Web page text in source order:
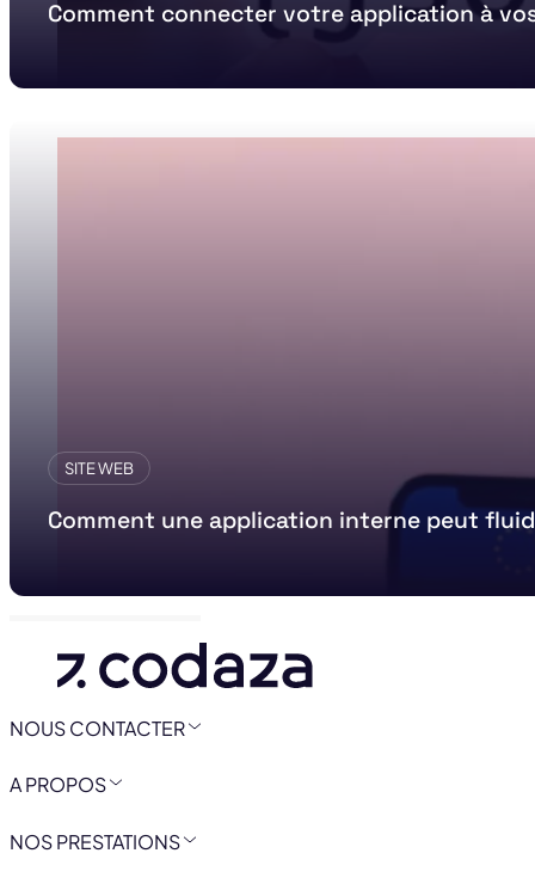
Comment connecter votre application à
SITE WEB
Comment une application interne peut
NOUS CONTACTER
A PROPOS
NOS PRESTATIONS